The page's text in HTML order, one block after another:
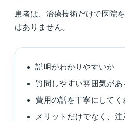
患者は、治療技術だけで医院
はありません。
説明がわかりやすいか
質問しやすい雰囲気があ
費用の話を丁寧にしてく
メリットだけでなく、